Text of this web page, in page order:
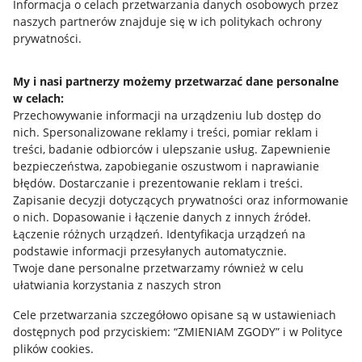
Informacja o celach przetwarzania danych osobowych przez
naszych partnerów znajduje się w ich politykach ochrony
prywatności.
My i nasi partnerzy możemy przetwarzać dane personalne
w celach:
Przechowywanie informacji na urządzeniu lub dostęp do
nich. Spersonalizowane reklamy i treści, pomiar reklam i
treści, badanie odbiorców i ulepszanie usług. Zapewnienie
bezpieczeństwa, zapobieganie oszustwom i naprawianie
błędów. Dostarczanie i prezentowanie reklam i treści.
Zapisanie decyzji dotyczących prywatności oraz informowanie
o nich. Dopasowanie i łączenie danych z innych źródeł.
Łączenie różnych urządzeń. Identyfikacja urządzeń na
podstawie informacji przesyłanych automatycznie.
Twoje dane personalne przetwarzamy również w celu
ułatwiania korzystania z naszych stron
Cele przetwarzania szczegółowo opisane są w ustawieniach
dostępnych pod przyciskiem: “ZMIENIAM ZGODY” i w Polityce
plików cookies.
Jak to działa
Allegro Gadane dla sprzedających
Allegro Gadane dla kupujących
Mapa miejscowości
Informacje prawne
Regulamin
Polityka plików "cookies"
Ustawienia plików "cookies"
Udostępnianie lokalizacji
Informacje dla Aktu o Usługach Cyfrowych